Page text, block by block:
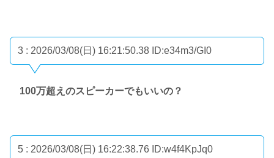
3 : 2026/03/08(日) 16:21:50.38 ID:e34m3/GI0
100万超えのスピーカーでもいいの？
5 : 2026/03/08(日) 16:22:38.76 ID:w4f4KpJq0